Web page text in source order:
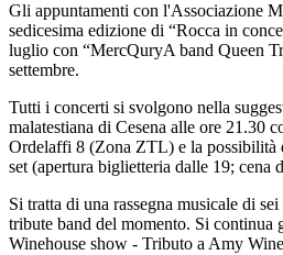
Gli appuntamenti con l'Associazione
sedicesima edizione di “Rocca in
luglio con “MercQuryA band Queen
settembre.
Tutti i concerti si svolgono nella
malatestiana di Cesena alle ore 21.30
Ordelaffi 8 (Zona ZTL) e la possibilità
set (apertura biglietteria dalle 19; cena
Si tratta di una rassegna musicale di
tribute band del momento. Si
Winehouse show - Tributo a Amy